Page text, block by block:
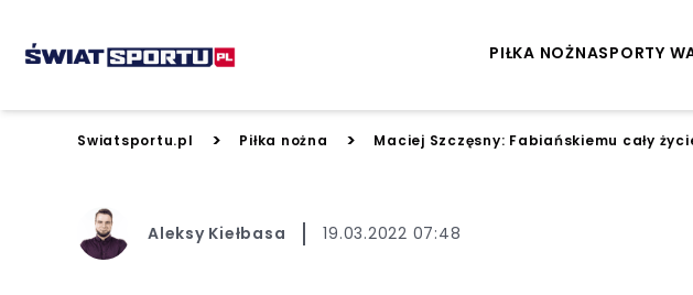
PIŁKA NOŻNASPORTY
Swiatsportu.pl > Piłka nożna > Maciej Szczęsny: Fabiańskiemu cały
Aleksy Kiełbasa 19.03.2022 07:48